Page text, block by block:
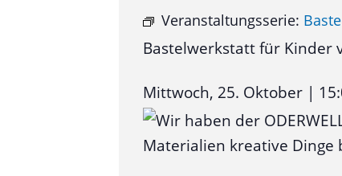
Veranstaltungsserie:
Bastelwerkstatt für Kinder
Mittwoch, 25. Oktober |